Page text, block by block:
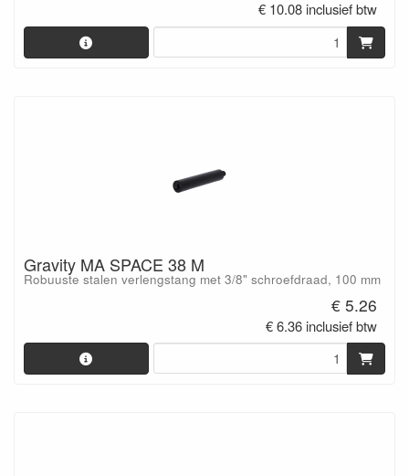
€ 10.08 inclusief btw
Gravity MA SPACE 38 M
Robuuste stalen verlengstang met 3/8" schroefdraad, 100 mm
€ 5.26
€ 6.36 inclusief btw